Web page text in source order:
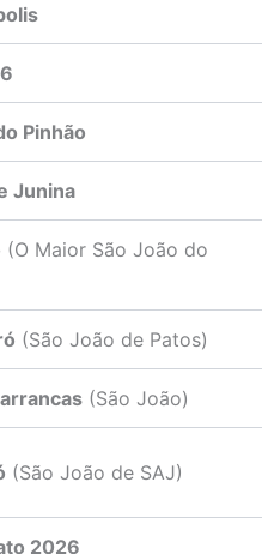
Pinhão
Junina
(O Maior São João do
(São João de Patos)
(São João)
(São João de SAJ)
2026